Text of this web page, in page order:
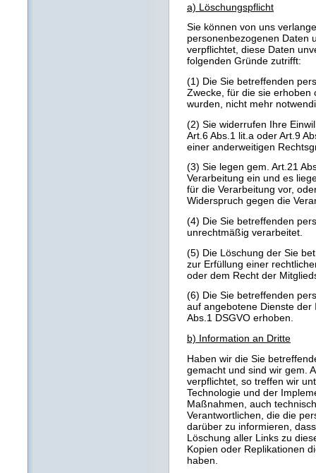
a) Löschungspflicht
Sie können von uns
personenbezogenen Daten
verpflichtet, diese Daten
folgenden Gründe zutrifft:
(1) Die Sie betreffenden
Zwecke, für die sie erhoben
wurden, nicht mehr
(2) Sie widerrufen Ihre
Art.6 Abs.1 lit.a oder Art.9
einer anderweitigen
(3) Sie legen gem. Art.21
Verarbeitung ein und es
für die Verarbeitung vor,
Widerspruch gegen die
(4) Die Sie betreffenden
unrechtmäßig verarbeitet.
(5) Die Löschung der Sie
zur Erfüllung einer
oder dem Recht der
(6) Die Sie betreffenden
auf angebotene Dienste
Abs.1 DSGVO erhoben.
b) Information an Dritte
Haben wir die Sie
gemacht und sind wir gem.
verpflichtet, so treffen wir
Technologie und der
Maßnahmen, auch
Verantwortlichen, die die
darüber zu informieren,
Löschung aller Links zu
Kopien oder Replikationen
haben.